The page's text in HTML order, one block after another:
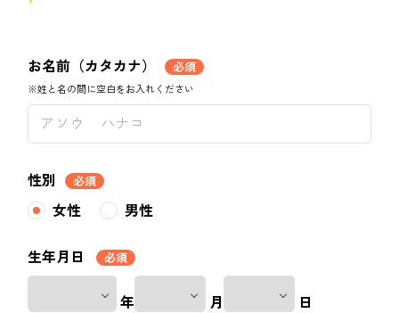
お名前（カタカナ） 必須
※姓と名の間に空白をお入れください
性別 必須
女性 男性
生年月日 必須
年 月 日